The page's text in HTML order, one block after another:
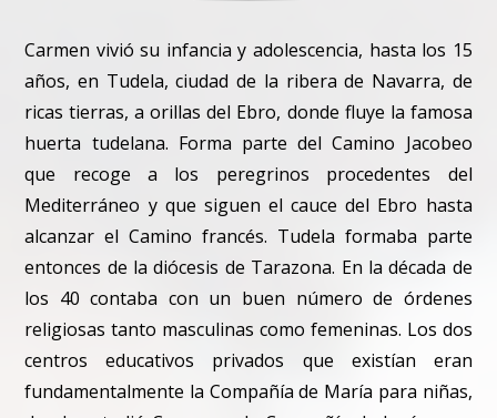
Carmen vivió su infancia y adolescencia, hasta los 15
años, en Tudela, ciudad de la ribera de Navarra, de
ricas tierras, a orillas del Ebro, donde fluye la famosa
huerta tudelana. Forma parte del Camino Jacobeo
que recoge a los peregrinos procedentes del
Mediterráneo y que siguen el cauce del Ebro hasta
alcanzar el Camino francés. Tudela formaba parte
entonces de la diócesis de Tarazona. En la década de
los 40 contaba con un buen número de órdenes
religiosas tanto masculinas como femeninas. Los dos
centros educativos privados que existían eran
fundamentalmente la Compañía de María para niñas,